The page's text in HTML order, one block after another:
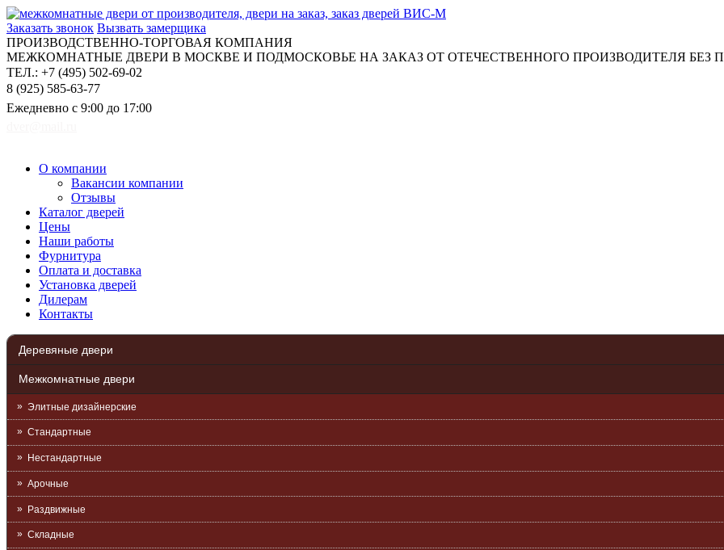
Заказать звонок Вызвать замерщика
ПРОИЗВОДСТВЕННО-ТОРГОВАЯ КОМПАНИЯ
МЕЖКОМНАТНЫЕ ДВЕРИ В МОСКВЕ И ПОДМОСКОВЬЕ НА ЗАКАЗ ОТ ОТЕЧЕСТВЕННОГО ПРОИЗВОДИТЕЛЯ БЕЗ
ТЕЛ.: +7 (495) 502-69-02
8 (925) 585-63-77
Ежедневно с 9:00 до 17:00
О компании
Вакансии компании
Отзывы
Каталог дверей
Цены
Наши работы
Фурнитура
Оплата и доставка
Установка дверей
Дилерам
Контакты
Деревяные двери
Межкомнатные двери
Элитные дизайнерские
Стандартные
Нестандартные
Арочные
Раздвижные
Складные